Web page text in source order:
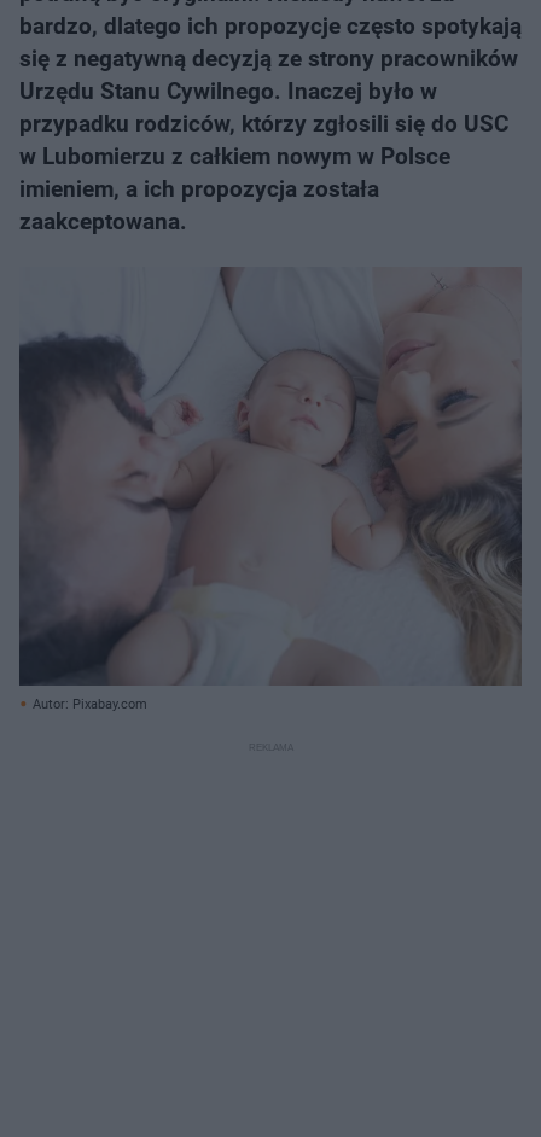
bardzo, dlatego ich propozycje często spotykają
się z negatywną decyzją ze strony pracowników
Urzędu Stanu Cywilnego. Inaczej było w
przypadku rodziców, którzy zgłosili się do USC
w Lubomierzu z całkiem nowym w Polsce
imieniem, a ich propozycja została
zaakceptowana.
Autor: Pixabay.com